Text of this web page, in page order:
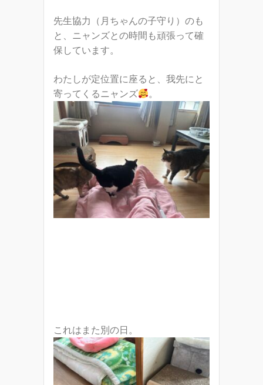
先生協力（月ちゃんの子守り）のも
と、ニャンズとの時間も頑張って確
保しています。
わたしが定位置に座ると、我先にと
寄ってくるニャンズ
。
これはまた別の日。